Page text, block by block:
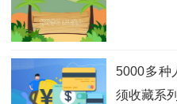
5000多种
须收藏系列